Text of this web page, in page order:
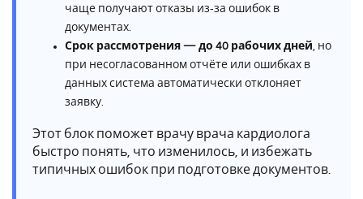
чаще получают отказы из‑за ошибок в
документах.
Срок рассмотрения — до 40 рабочих дней , но
при несогласованном отчёте или ошибках в
данных система автоматически отклоняет
заявку.
Этот блок поможет врачу врача кардиолога
быстро понять, что изменилось, и избежать
типичных ошибок при подготовке документов.